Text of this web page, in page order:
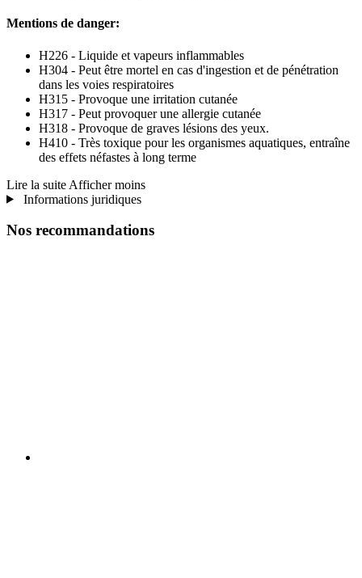
Mentions de danger:
H226 - Liquide et vapeurs inflammables
H304 - Peut être mortel en cas d'ingestion et de pénétration
dans les voies respiratoires
H315 - Provoque une irritation cutanée
H317 - Peut provoquer une allergie cutanée
H318 - Provoque de graves lésions des yeux.
H410 - Très toxique pour les organismes aquatiques, entraîne
des effets néfastes à long terme
Lire la suite Afficher moins
Informations juridiques
Nos recommandations